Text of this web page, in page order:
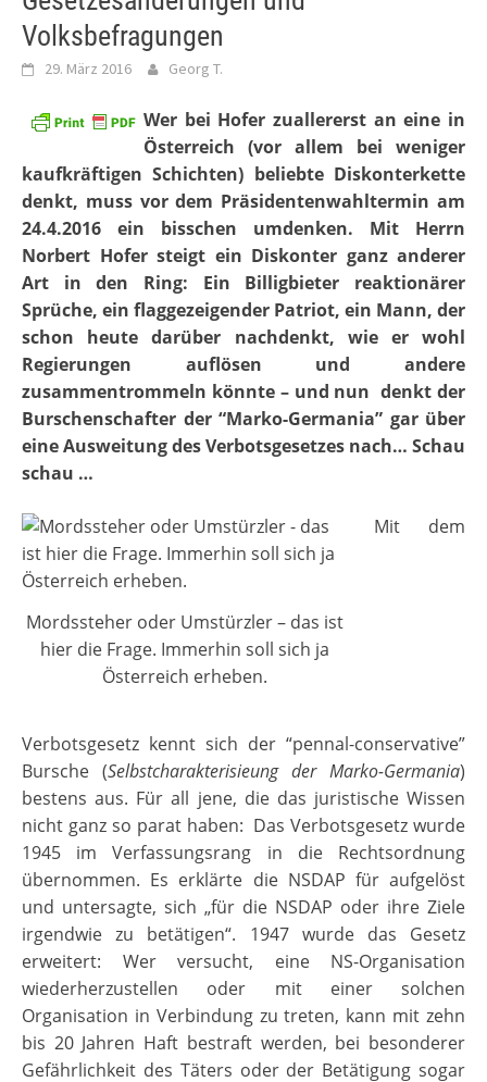
Volksbefragungen
29. März 2016 Georg T.
Wer bei Hofer zuallererst an eine in
Österreich (vor allem bei weniger
kaufkräftigen Schichten) beliebte Diskonterkette
denkt, muss vor dem Präsidentenwahltermin am
24.4.2016 ein bisschen umdenken. Mit Herrn
Norbert Hofer steigt ein Diskonter ganz anderer
Art in den Ring: Ein Billigbieter reaktionärer
Sprüche, ein flaggezeigender Patriot, ein Mann, der
schon heute darüber nachdenkt, wie er wohl
Regierungen auflösen und andere
zusammentrommeln könnte – und nun denkt der
Burschenschafter der “Marko-Germania” gar über
eine Ausweitung des Verbotsgesetzes nach… Schau
schau …
Mordssteher oder Umstürzler – das ist
hier die Frage. Immerhin soll sich ja
Österreich erheben.
Mit dem
Verbotsgesetz kennt sich der “pennal-conservative”
Bursche (Selbstcharakterisieung der Marko-Germania)
bestens aus. Für all jene, die das juristische Wissen
nicht ganz so parat haben: Das Verbotsgesetz wurde
1945 im Verfassungsrang in die Rechtsordnung
übernommen. Es erklärte die NSDAP für aufgelöst
und untersagte, sich „für die NSDAP oder ihre Ziele
irgendwie zu betätigen“. 1947 wurde das Gesetz
erweitert: Wer versucht, eine NS-Organisation
wiederherzustellen oder mit einer solchen
Organisation in Verbindung zu treten, kann mit zehn
bis 20 Jahren Haft bestraft werden, bei besonderer
Gefährlichkeit des Täters oder der Betätigung sogar